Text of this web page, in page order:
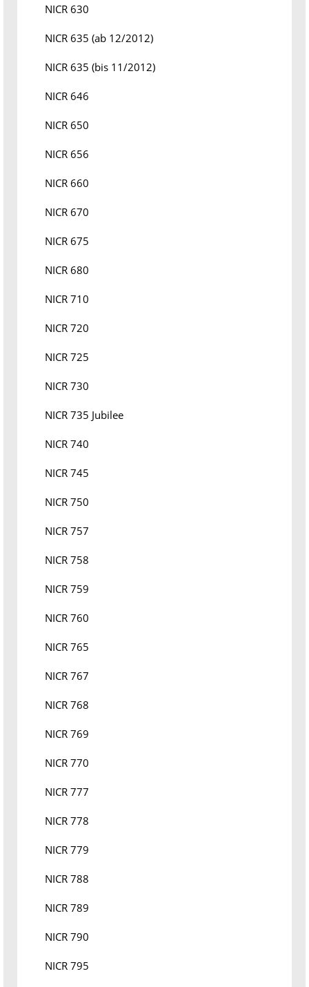
NICR 630
NICR 635 (ab 12/2012)
NICR 635 (bis 11/2012)
NICR 646
NICR 650
NICR 656
NICR 660
NICR 670
NICR 675
NICR 680
NICR 710
NICR 720
NICR 725
NICR 730
NICR 735 Jubilee
NICR 740
NICR 745
NICR 750
NICR 757
NICR 758
NICR 759
NICR 760
NICR 765
NICR 767
NICR 768
NICR 769
NICR 770
NICR 777
NICR 778
NICR 779
NICR 788
NICR 789
NICR 790
NICR 795